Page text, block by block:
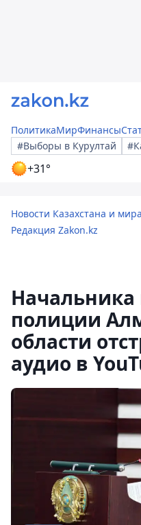
ПолитикаМирФинансы
#Выборы в Курултай
+31°
Новости Казахстана и
Редакция Zakon.kz
Начальника
полиции
области
аудио в